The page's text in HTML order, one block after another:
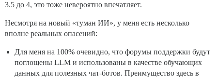
3.5 до 4, это тоже невероятно впечатляет.
Несмотря на новый «туман ИИ», у меня есть несколько
вполне реальных опасений:
Для меня на 100% очевидно, что форумы поддержки будут
поглощены LLM и использованы в качестве обучающих
данных для полезных чат-ботов. Преимущество здесь в